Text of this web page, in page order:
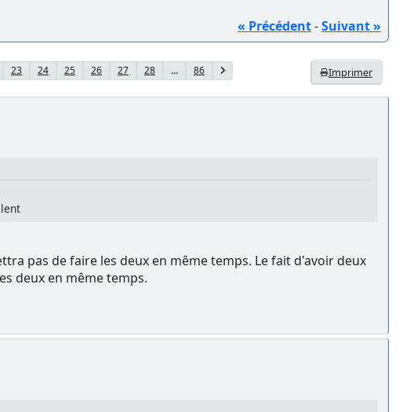
« Précédent-Suivant »
Imprimer
23 24 25 26 27 28 ... 86
pas de faire les deux en même temps. Le fait d'avoir deux
deux en même temps.